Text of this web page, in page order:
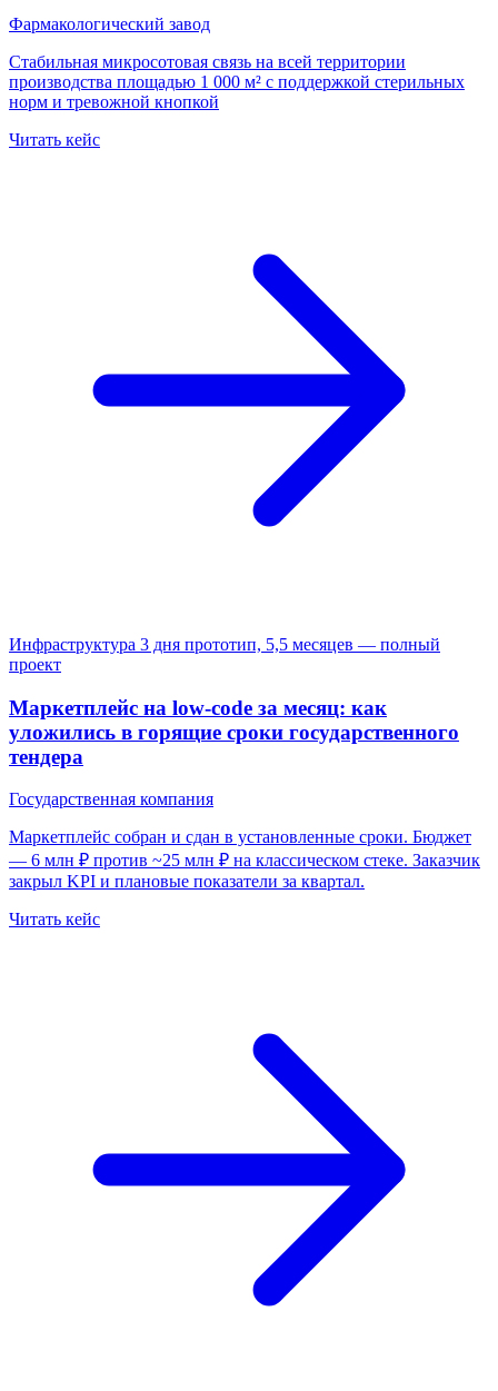
Фармакологический завод
Стабильная микросотовая связь на всей территории
производства площадью 1 000 м² с поддержкой стерильных
норм и тревожной кнопкой
Читать кейс
Инфраструктура 3 дня прототип, 5,5 месяцев — полный
проект
Маркетплейс на low-code за месяц: как
уложились в горящие сроки государственного
тендера
Государственная компания
Маркетплейс собран и сдан в установленные сроки. Бюджет
— 6 млн ₽ против ~25 млн ₽ на классическом стеке. Заказчик
закрыл KPI и плановые показатели за квартал.
Читать кейс